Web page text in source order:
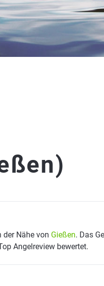
der Nähe von Gießen. Das
Angelreview bewertet.